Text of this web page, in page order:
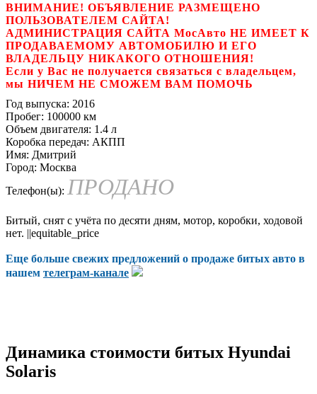
ВНИМАНИЕ! ОБЪЯВЛЕНИЕ РАЗМЕЩЕНО
ПОЛЬЗОВАТЕЛЕМ САЙТА!
АДМИНИСТРАЦИЯ САЙТА МосАвто НЕ ИМЕЕТ К
ПРОДАВАЕМОМУ АВТОМОБИЛЮ И ЕГО
ВЛАДЕЛЬЦУ НИКАКОГО ОТНОШЕНИЯ!
Если у Вас не получается связаться с владельцем,
мы НИЧЕМ НЕ СМОЖЕМ ВАМ ПОМОЧЬ
Год выпуска: 2016
Пробег: 100000 км
Объем двигателя: 1.4 л
Коробка передач: АКПП
Имя: Дмитрий
Город: Москва
Телефон(ы): ПРОДАНО
Битый, снят с учёта по десяти дням, мотор, коробки, ходовой
нет. ||equitable_price
Еще больше свежих предложений о продаже битых авто в
нашем телеграм-канале
Динамика стоимости битых Hyundai
Solaris